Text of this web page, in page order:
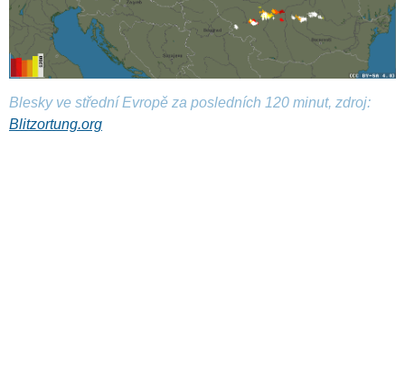
Blesky ve střední Evropě za posledních 120 minut, zdroj:
Blitzortung.org